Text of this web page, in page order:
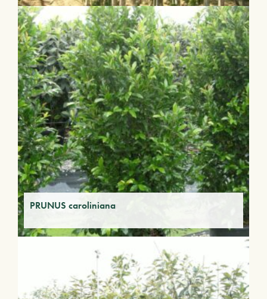
PRUNUS caroliniana